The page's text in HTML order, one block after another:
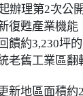
辦理第2次公
復甦產業機能
饋約3,230坪
老舊工業區翻
新地區面積約